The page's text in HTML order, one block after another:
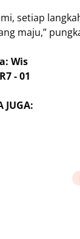
setiap
maju,”
Wis
- 01
JUGA: